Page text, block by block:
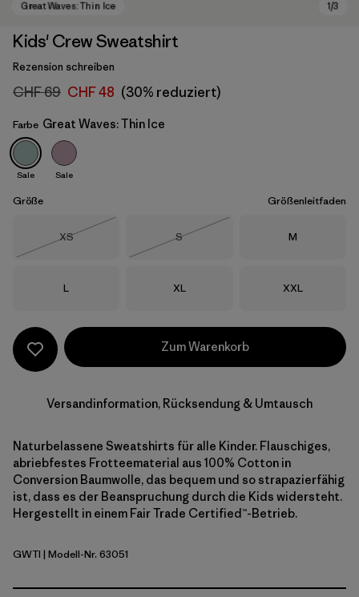
Kids' Crew Sweatshirt
Rezension schreiben
CHF 69 CHF 48 (30% reduziert)
Farbe Great Waves: Thin Ice
Sale Sale
Größe Größenleitfaden
Größe
XS
Größe
S
Größe
M
Größe
L Größe
XL Größe
XXL
Zum Warenkorb
Versandinformation, Rücksendung & Umtausch
Naturbelassene Sweatshirts für alle Kinder. Flauschiges,
abriebfestes Frotteematerial aus 100% Cotton in
Conversion Baumwolle, das bequem und so strapazierfähig
ist, dass es der Beanspruchung durch die Kids widersteht.
Hergestellt in einem Fair Trade Certified™-Betrieb.
Great Waves: Thin Ice
GWTI | Modell-Nr. 63051